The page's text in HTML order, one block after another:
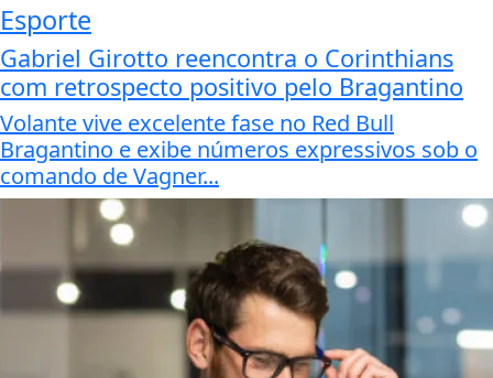
Esporte
Gabriel Girotto reencontra o Corinthians
com retrospecto positivo pelo Bragantino
Volante vive excelente fase no Red Bull
Bragantino e exibe números expressivos sob o
comando de Vagner...